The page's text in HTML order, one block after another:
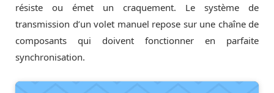
résiste ou émet un craquement. Le système de
transmission d’un volet manuel repose sur une chaîne de
composants qui doivent fonctionner en parfaite
synchronisation.